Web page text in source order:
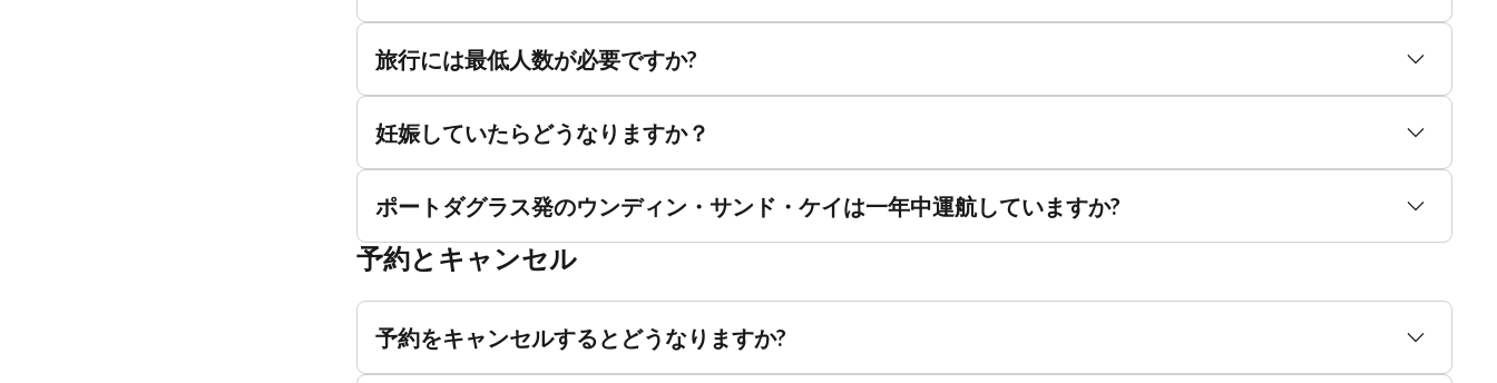
旅行には最低人数が必要ですか?
妊娠していたらどうなりますか？
ポートダグラス発のウンディン・サンド・ケイは一年中運航していますか?
予約とキャンセル
予約をキャンセルするとどうなりますか?